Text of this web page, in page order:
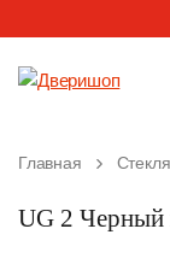
Главная
UG 2 Черный